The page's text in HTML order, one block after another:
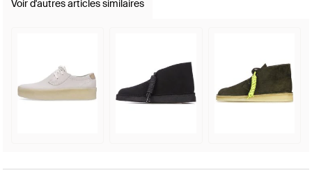
Voir d'autres articles similaires